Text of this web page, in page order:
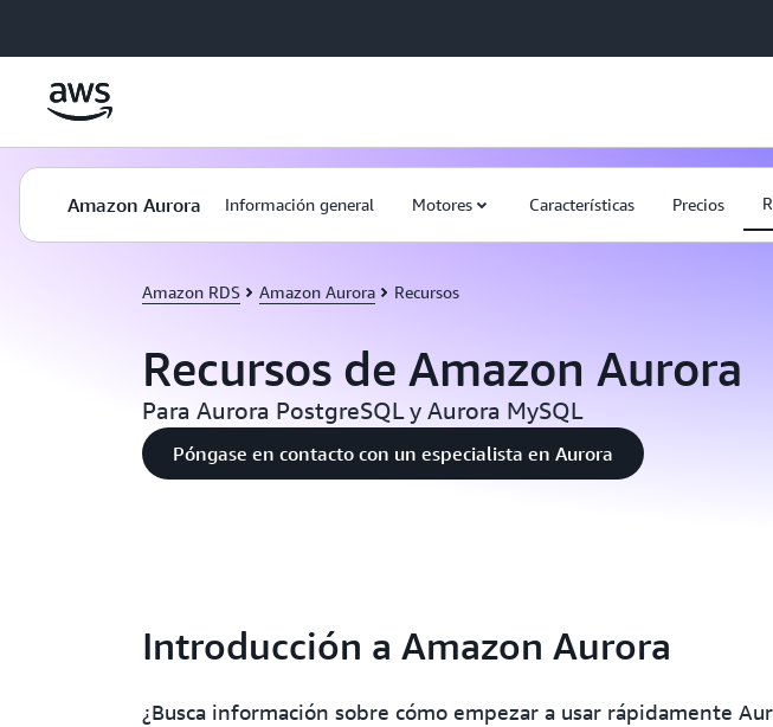
Amazon Aurora Información general Motores Características Precios
Amazon RDS Amazon Aurora Recursos
Recursos de Amazon Aurora
Para Aurora PostgreSQL y Aurora MySQL
Póngase en contacto con un especialista en Aurora
Introducción a Amazon Aurora
¿Busca información sobre cómo empezar a usar rápidamente